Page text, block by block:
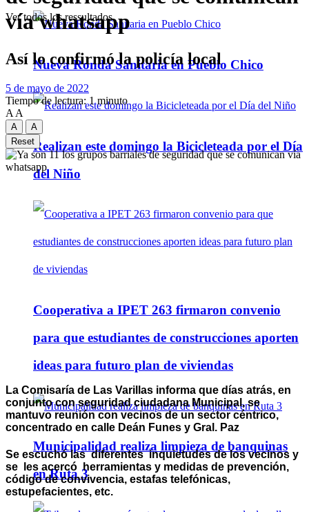
Nueva Ronda Sanitaria en Pueblo Chico
Realizan este domingo la Bicicleteada por el Día
del Niño
Cooperativa a IPET 263 firmaron convenio
para que estudiantes de construcciones aporten
ideas para futuro plan de viviendas
Municipalidad realiza limpieza de banquinas
en Ruta 3
Ver todos los ressultados
vía whatsapp
Así lo confirmó la policía local
5 de mayo de 2022
Tiempo de lectura: 1 minuto
A A
A
A
Reset
La Comisaría de Las Varillas informa que días atrás, en
conjunto con seguridad ciudadana Municipal, se
mantuvo reunión con vecinos de un sector céntrico,
concentrado en calle Deán Funes y Gral. Paz
Se escuchó las diferentes inquietudes de los vecinos y
se les acercó herramientas y medidas de prevención,
código de convivencia, estafas telefónicas,
estupefacientes, etc.